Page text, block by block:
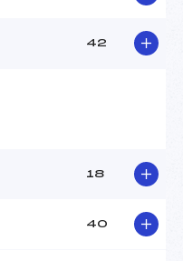
42
18
40